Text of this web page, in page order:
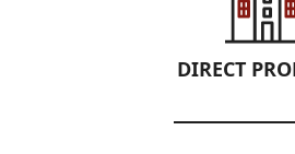
DIRECT